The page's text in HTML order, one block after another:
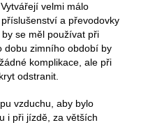
velmi málo
a převodovky
se měl používat při
dobu zimního období by
komplikace, ale při
odstranit.
vzduchu, aby bylo
i při jízdě, za větších